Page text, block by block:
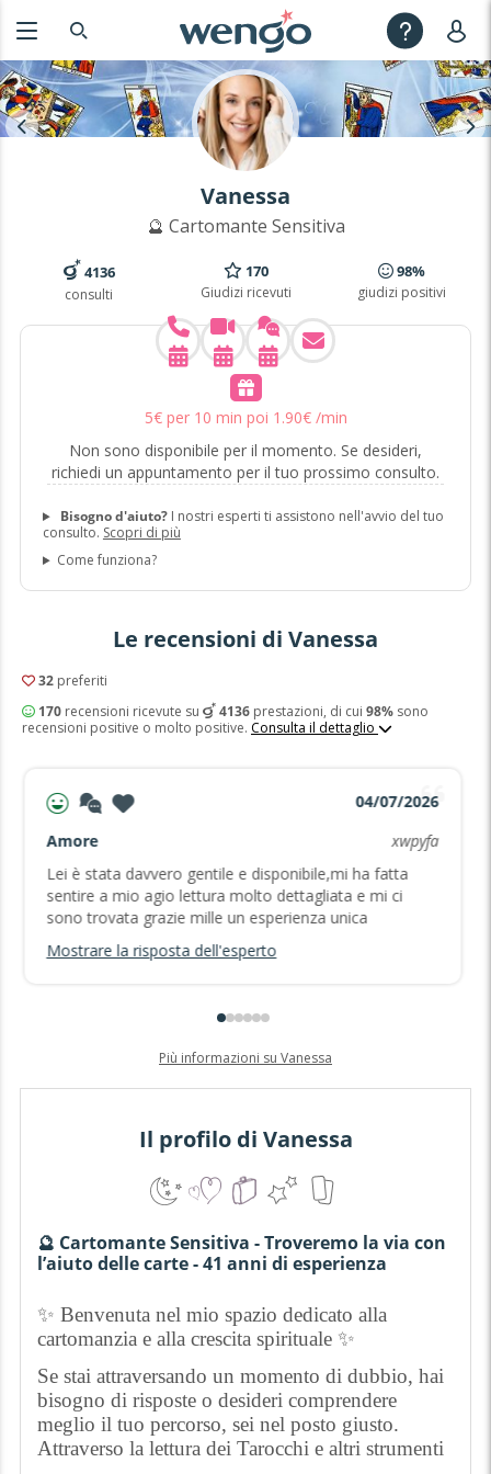
Vanessa
🔮 Cartomante Sensitiva
4136
consulti
170
Giudizi ricevuti
98%
giudizi positivi
5€per 10 min poi 1 .90€/min
Non sono disponibile per il momento. Se desideri,
richiedi un appuntamento per il tuo prossimo consulto.
Bisogno d'aiuto?I nostri esperti ti assistono nell'avvio del tuo
consulto. Scopri di più
Come funziona?
Le recensioni di Vanessa
32preferiti
170recensioni ricevute su 4136prestazioni, di cui 98%sono
recensioni positive o molto positive. Consulta il dettaglio
04/07/2026
Amore
xwpyfa
Lei è stata davvero gentile e disponibile,mi ha fatta
sentire a mio agio lettura molto dettagliata e mi ci
sono trovata grazie mille un esperienza unica
Mostrare la risposta dell'esperto
Più informazioni su Vanessa
Il profilo di Vanessa
🔮 Cartomante Sensitiva - Troveremo la via con
l’aiuto delle carte - 41 anni di esperienza
✨ Benvenuta nel mio spazio dedicato alla
cartomanzia e alla crescita spirituale ✨
Se stai attraversando un momento di dubbio, hai
bisogno di risposte o desideri comprendere
meglio il tuo percorso, sei nel posto giusto.
Attraverso la lettura dei Tarocchi e altri strumenti